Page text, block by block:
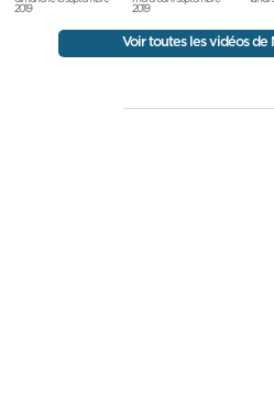
2019
2019
Voir toutes les vidéos